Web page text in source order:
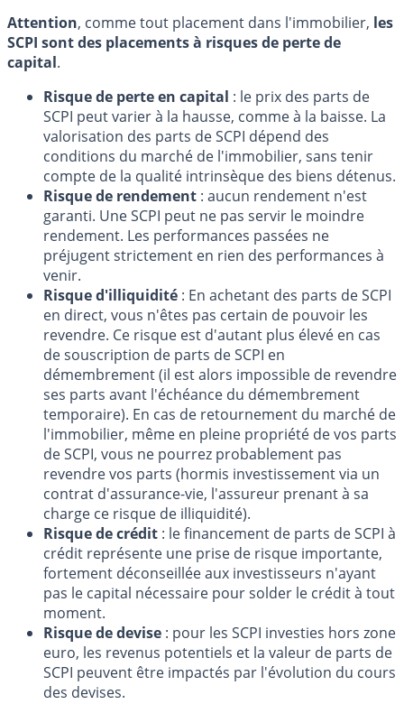
Attention, comme tout placement dans l'immobilier, les
SCPI sont des placements à risques de perte de
capital.
Risque de perte en capital : le prix des parts de
SCPI peut varier à la hausse, comme à la baisse. La
valorisation des parts de SCPI dépend des
conditions du marché de l'immobilier, sans tenir
compte de la qualité intrinsèque des biens détenus.
Risque de rendement : aucun rendement n'est
garanti. Une SCPI peut ne pas servir le moindre
rendement. Les performances passées ne
préjugent strictement en rien des performances à
venir.
Risque d'illiquidité : En achetant des parts de SCPI
en direct, vous n'êtes pas certain de pouvoir les
revendre. Ce risque est d'autant plus élevé en cas
de souscription de parts de SCPI en
démembrement (il est alors impossible de revendre
ses parts avant l'échéance du démembrement
temporaire). En cas de retournement du marché de
l'immobilier, même en pleine propriété de vos parts
de SCPI, vous ne pourrez probablement pas
revendre vos parts (hormis investissement via un
contrat d'assurance-vie, l'assureur prenant à sa
charge ce risque de illiquidité).
Risque de crédit : le financement de parts de SCPI à
crédit représente une prise de risque importante,
fortement déconseillée aux investisseurs n'ayant
pas le capital nécessaire pour solder le crédit à tout
moment.
Risque de devise : pour les SCPI investies hors zone
euro, les revenus potentiels et la valeur de parts de
SCPI peuvent être impactés par l'évolution du cours
des devises.